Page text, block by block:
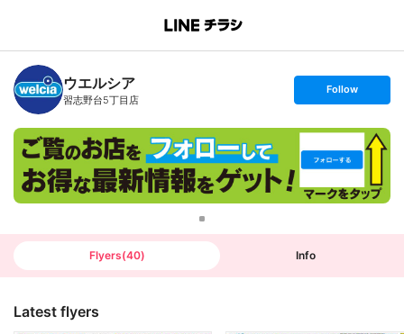
B
n
c
h
T
ウエルシア
習志野台5丁目店
s
t
o
l
o
w
Follow
Flyers(40) Info
Latest flyers